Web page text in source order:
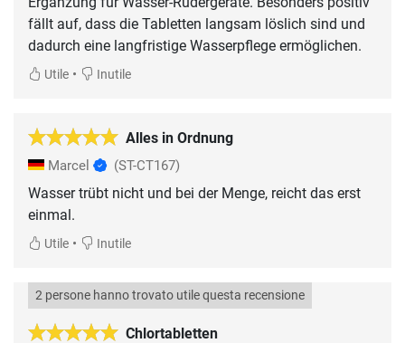
fällt auf, dass die Tabletten langsam löslich sind und
dadurch eine langfristige Wasserpflege ermöglichen.
Utile • Inutile
Alles in Ordnung
Marcel (ST-CT167)
Wasser trübt nicht und bei der Menge, reicht das erst
einmal.
Utile • Inutile
Chlortabletten
2 persone hanno trovato utile questa recensione